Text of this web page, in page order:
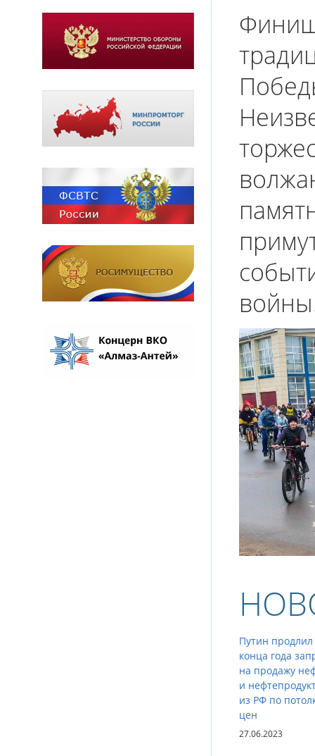
Путин продлил
конца года
на продажу
и
из РФ по
цен
27.06.2023